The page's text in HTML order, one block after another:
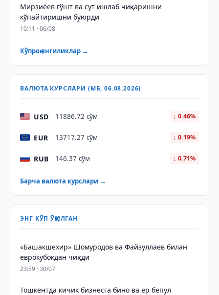
Мирзиёев гўшт ва сут ишлаб чиқаришни
кўпайтиришни буюрди
10:11 · 06/08
Кўпроқ янгиликлар →
ВАЛЮТА КУРСЛАРИ (МБ, 06.08.2026)
USD 11886.72 сўм ↓ 0.46%
EUR 13717.27 сўм ↓ 0.19%
RUB 146.37 сўм ↓ 0.71%
Барча валюта курслари →
ЭНГ КЎП ЎҚИЛГАН
«Башакшехир» Шомуродов ва Файзуллаев билан
еврокубокдан чиқди
23:59 · 30/07
Тошкентда кичик бизнесга бино ва ер бепул